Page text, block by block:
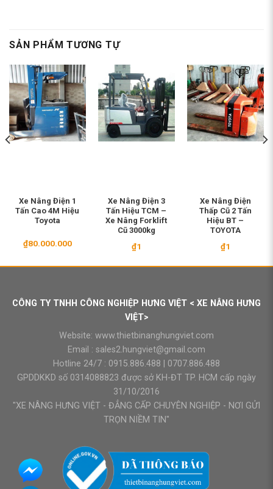
SẢN PHẨM TƯƠNG TỰ
Xe Nâng Điện 1
Tấn Cao 4M Hiệu
Toyota
₫80.000.000
Xe Nâng Điện 3
Tấn Hiệu TCM –
Xe Nâng Forklift
Cũ 3000kg
₫1
Xe Nâng Điện
Thấp Cũ 2 Tấn
Hiệu BT –
TOYOTA
₫1
CÔNG TY TNHH CÔNG NGHIỆP HƯNG VIỆT < XE NÂNG HƯNG
VIỆT>
Website: www.thietbinanghungviet.com
Email : sales2.hungviet@gmail.com
Hotline 24/7 : 0915.886.488
0707.886.488
GPDDKKD số 0314088823 được sở KH-ĐT TP. HCM cấp ngày
31/10/2016
"XE NÂNG HƯNG VIỆT - ĐẲNG CẤP CHUYÊN NGHIỆP - NƠI GỬI
TRỌN NIỀM TIN"